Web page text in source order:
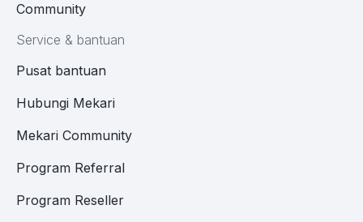
Community
Service & bantuan
Pusat bantuan
Hubungi Mekari
Mekari Community
Program Referral
Program Reseller